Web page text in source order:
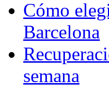
Cómo
Barcelona
semana